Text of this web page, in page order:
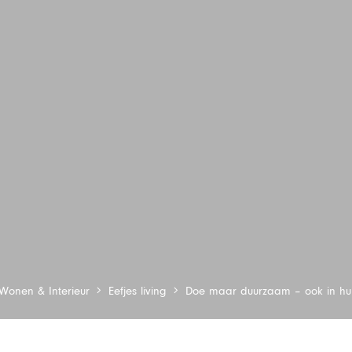
& Interieur Eefjes living Doe maar duurzaam – ook in